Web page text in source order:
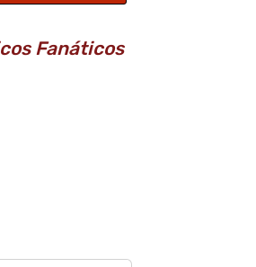
Fanáticos